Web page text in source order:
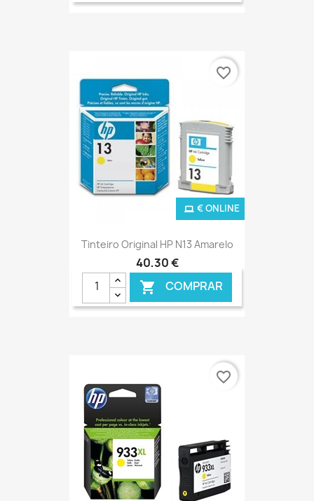
Tinteiro Original HP N13 Amarelo
40,30 €
 COMPRAR
€ ONLINE
favorite_border
favorite_border